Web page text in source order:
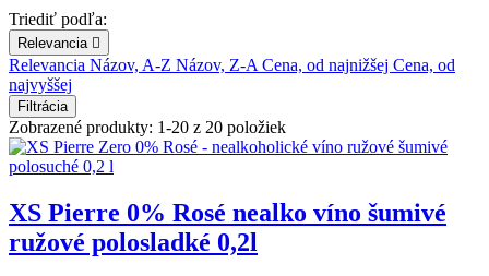
Triediť podľa:
Relevancia 
Relevancia Názov, A-Z Názov, Z-ACena, od najnižšej Cena, od
najvyššej
Filtrácia
Zobrazené produkty: 1-20 z 20 položiek
XS Pierre 0% Rosé nealko víno šumivé
ružové polosladké 0,2l